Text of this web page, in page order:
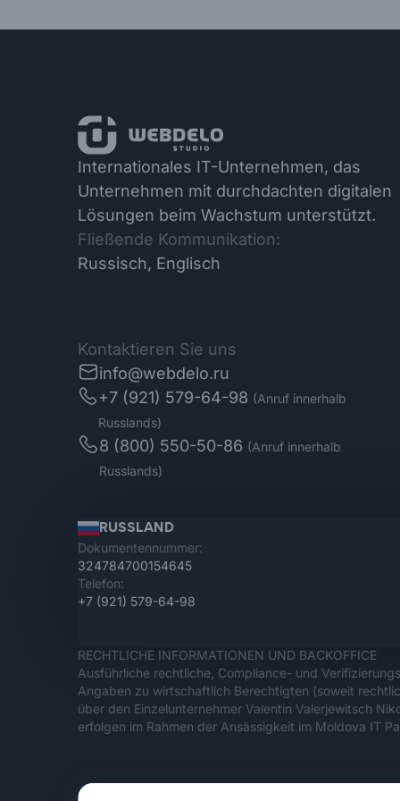
Internationales IT-Unternehmen, das
Unternehmen mit durchdachten digitalen
Lösungen beim Wachstum unterstützt.
Fließende Kommunikation:
Russisch, Englisch
Kontaktieren Sie uns
info@webdelo.ru
+7 (921) 579-64-98 (Anruf innerhalb
Russlands)
8 (800) 550-50-86 (Anruf innerhalb
Russlands)
RUSSLAND
Dokumentennummer:
324784700154645
Telefon:
+7 (921) 579-64-98
RECHTLICHE INFORMATIONEN UND BACKOFFICE
Ausführliche rechtliche, Compliance- und
Angaben zu wirtschaftlich Berechtigten (soweit
über den Einzelunternehmer Valentin Valerjewitsch
erfolgen im Rahmen der Ansässigkeit im Moldova IT